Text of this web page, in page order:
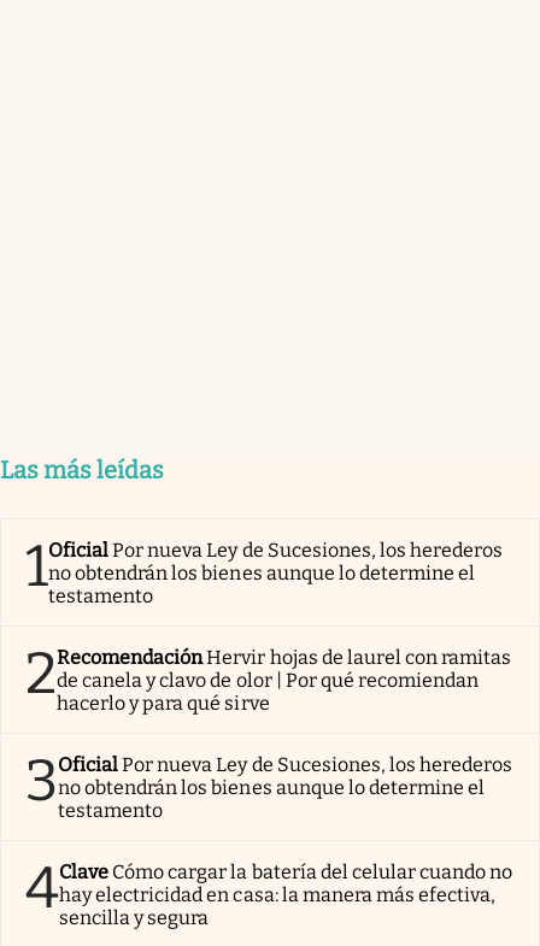
Las más leídas
1OficialPor nueva Ley de Sucesiones, los herederos
no obtendrán los bienes aunque lo determine el
testamento
2RecomendaciónHervir hojas de laurel con ramitas
de canela y clavo de olor | Por qué recomiendan
hacerlo y para qué sirve
3OficialPor nueva Ley de Sucesiones, los herederos
no obtendrán los bienes aunque lo determine el
testamento
4Clave Cómo cargar la batería del celular cuando no
hay electricidad en casa: la manera más efectiva,
sencilla y segura